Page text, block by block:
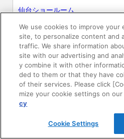
仙台ショールーム
金沢ショールーム
新宿ショールーム
名古屋ショールーム
大阪ショールーム
We use cookies to improve your
site, to personalize content and
traffic. We share information
site with our advertising and
y combine it with other
ded to them or that they have
of their services. Please click
mize your cookie settings on
cy
Cookie Settings